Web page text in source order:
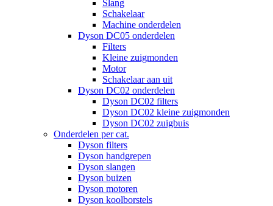
Slang
Schakelaar
Machine onderdelen
Dyson DC05 onderdelen
Filters
Kleine zuigmonden
Motor
Schakelaar aan uit
Dyson DC02 onderdelen
Dyson DC02 filters
Dyson DC02 kleine zuigmonden
Dyson DC02 zuigbuis
Onderdelen per cat.
Dyson filters
Dyson handgrepen
Dyson slangen
Dyson buizen
Dyson motoren
Dyson koolborstels